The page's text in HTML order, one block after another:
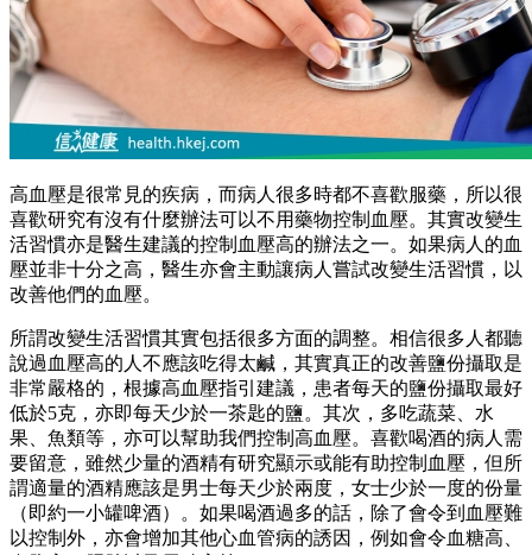
高血壓是很常見的疾病，而病人很多時都不喜歡服藥，所以很
喜歡研究有沒有什麼辦法可以不用藥物控制血壓。其實改變生
活習慣亦是醫生建議的控制血壓高的辦法之一。如果病人的血
壓並非十分之高，醫生亦會主動讓病人嘗試改變生活習慣，以
改善他們的血壓。
所謂改變生活習慣其實包括很多方面的調整。相信很多人都聽
說過血壓高的人不應該吃得太鹹，其實真正的改善鹽份攝取是
非常嚴格的，根據高血壓指引建議，患者每天的鹽份攝取最好
低於5克，亦即每天少於一茶匙的鹽。其次，多吃蔬菜、水
果、魚類等，亦可以幫助我們控制高血壓。喜歡喝酒的病人需
要留意，雖然少量的酒精有研究顯示或能有助控制血壓，但所
謂適量的酒精應該是男士每天少於兩度，女士少於一度的份量
（即約一小罐啤酒）。如果喝酒過多的話，除了會令到血壓難
以控制外，亦會增加其他心血管病的誘因，例如會令血糖高、